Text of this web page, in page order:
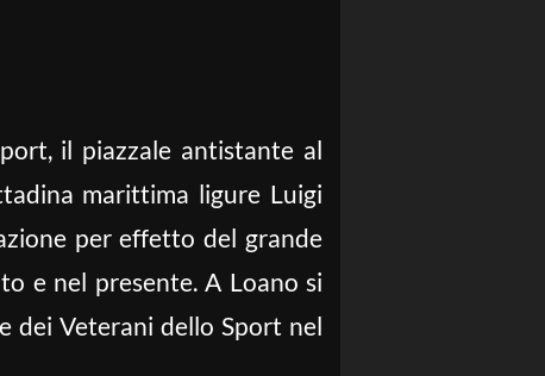
il piazzale antistante al
marittima ligure Luigi
per effetto del grande
e nel presente. A Loano si
dei Veterani dello Sport nel